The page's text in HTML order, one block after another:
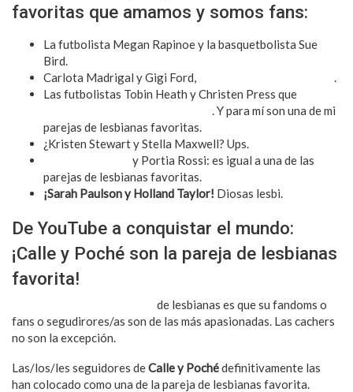
favoritas que amamos y somos fans:
La futbolista Megan Rapinoe y la basquetbolista Sue
Bird.
Carlota Madrigal y Gigi Ford,
.
Las futbolistas Tobin Heath y Christen Press que
. Y para mí son una de mi
parejas de lesbianas favoritas.
¿Kristen Stewart y Stella Maxwell? Ups.
y Portia Rossi: es igual a una de las
parejas de lesbianas favoritas.
¡Sarah Paulson y Holland Taylor! Diosas lesbi.
De YouTube a conquistar el mundo:
¡Calle y Poché son la pareja de lesbianas
favorita!
de lesbianas es que su fandoms o
fans o segudirores/as son de las más apasionadas. Las cachers
no son la excepción.
Las/los/les seguidores deCalle y Pochédefinitivamente las
han colocado como una de la pareja de lesbianas favorita.